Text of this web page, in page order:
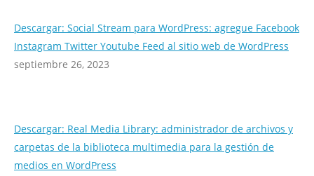
Descargar: Social Stream para WordPress: agregue Facebook
Instagram Twitter Youtube Feed al sitio web de WordPress
septiembre 26, 2023
Descargar: Real Media Library: administrador de archivos y
carpetas de la biblioteca multimedia para la gestión de
medios en WordPress